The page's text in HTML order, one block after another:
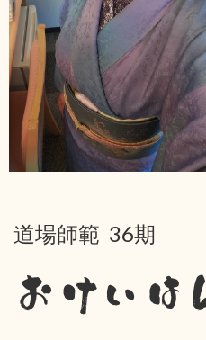
道場師範 36期
おけいは